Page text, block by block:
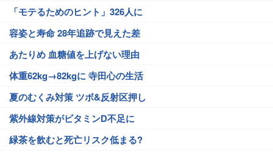
「モテるためのヒント」326人に
容姿と寿命 28年追跡で見えた差
あたりめ 血糖値を上げない理由
体重62kg→82kgに 寺田心の生活
夏のむくみ対策 ツボ&反射区押し
紫外線対策がビタミンD不足に
緑茶を飲むと死亡リスク低まる?